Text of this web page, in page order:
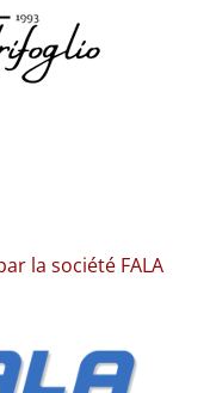
la société FALA